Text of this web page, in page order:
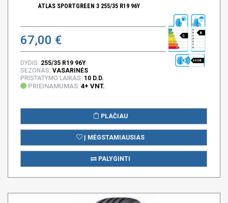
ATLAS SPORTGREEN 3 255/35 R19 96Y
67,00 € C
B
69 DB
DYDIS: 255/35 R19 96Y
SEZONAS: VASARINĖS
PRISTATYMO LAIKAS: 10 D.D.
PRIEINAMUMAS: 4+ VNT.
PLAČIAU
Į MĖGSTAMIAUSIAS
PALYGINTI